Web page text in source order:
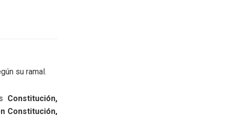
su ramal.
Constitución,
Constitución,